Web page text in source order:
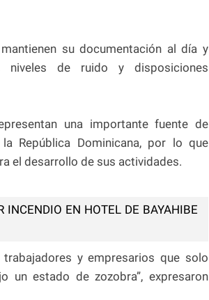
su documentación al día y
niveles de ruido y disposiciones
una importante fuente de
República Dominicana, por lo que
el desarrollo de sus actividades.
INCENDIO EN HOTEL DE BAYAHIBE
y empresarios que solo
un estado de zozobra”, expresaron